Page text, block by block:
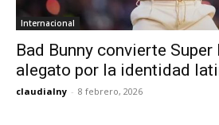
Internacional
Bad Bunny convierte Super
alegato por la identidad
claudialny - 8 febrero, 2026